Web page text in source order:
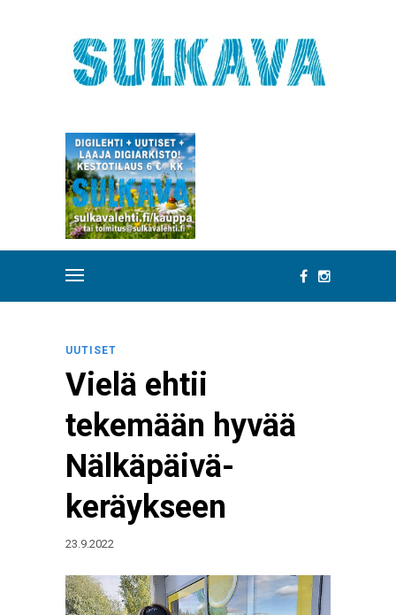
UUTISET
Vielä ehtii
tekemään hyvää
Nälkäpäivä-
keräykseen
23.9.2022